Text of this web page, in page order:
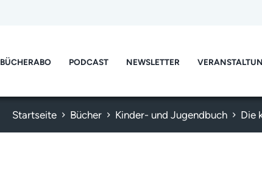
BÜCHERABO PODCAST NEWSLETTER
Startseite Bücher Kinder- und Jugendbuch Die